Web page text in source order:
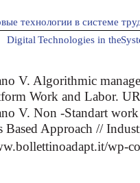
технологии в системе
Digital Technologies in theS
V. Algorithmic
Work and Labor.
V. Non -Standart
Approach //
wp-